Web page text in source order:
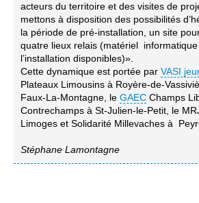
acteurs du territoire et des visites de
mettons à disposition des possibilités
la période de pré-installation, un site
quatre lieux relais (matériel
l’installation disponibles)».
Cette dynamique est portée par VASI
Plateaux Limousins à Royère-de-
Faux-La-Montagne, le GAEC Champs
Contrechamps à St-Julien-le-Petit, le
Limoges et Solidarité Millevaches à
Stéphane Lamontagne